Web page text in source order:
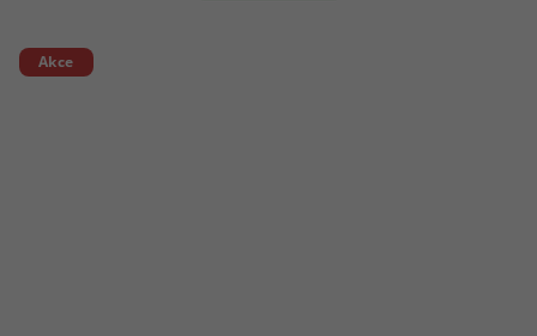
Akce